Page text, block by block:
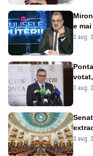
e
țipă
3 aug.
3 aug.
3 aug.